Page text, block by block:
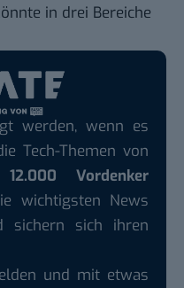
in drei Bereiche
werden, wenn es
Tech-Themen von
12.000 Vordenker
wichtigsten News
sich ihren
und mit etwas